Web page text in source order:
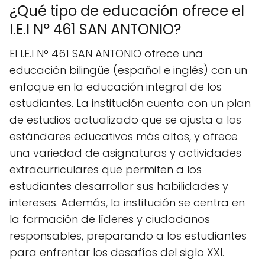
¿Qué tipo de educación ofrece el
I.E.I N° 461 SAN ANTONIO?
El I.E.I N° 461 SAN ANTONIO ofrece una
educación bilingüe (español e inglés) con un
enfoque en la educación integral de los
estudiantes. La institución cuenta con un plan
de estudios actualizado que se ajusta a los
estándares educativos más altos, y ofrece
una variedad de asignaturas y actividades
extracurriculares que permiten a los
estudiantes desarrollar sus habilidades y
intereses. Además, la institución se centra en
la formación de líderes y ciudadanos
responsables, preparando a los estudiantes
para enfrentar los desafíos del siglo XXI.